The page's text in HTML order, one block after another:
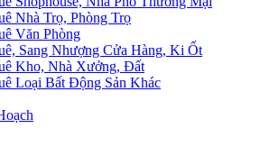
Nhà Trọ, Phòng Trọ
Văn Phòng
Sang Nhượng Cửa Hàng, Ki Ốt
Kho, Nhà Xưởng, Đất
Loại Bất Động Sản Khác